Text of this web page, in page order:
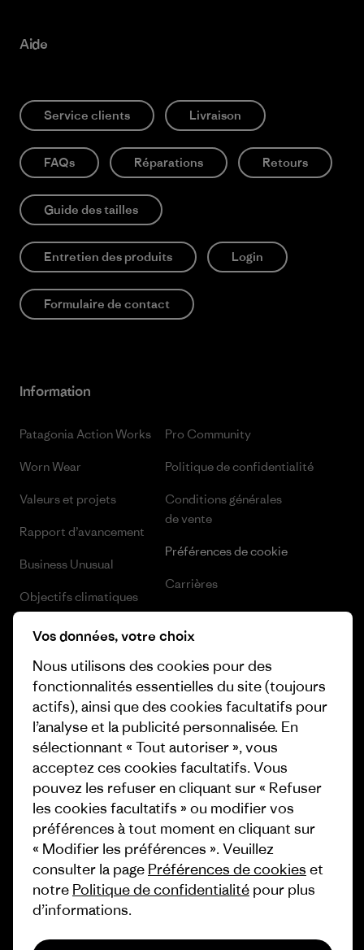
Aide
Service clients Livraison
FAQs Réparations Retours
Guide des tailles
Entretien des produits Login
Formulaire de contact
Information
Patagonia Action Works
Worn Wear
Valeurs et projets
Rapport d’avancement
Business Unusual
Objectifs climatiques
1% For The Planet
Comment nous finançons
Cartes cadeaux
Nos magasins
Pro Community
Politique de confidentialité
Conditions générales
de vente
Préférences de cookie
Carrières
Presse et media
Programme d’affiliation
Patagonia Suisse Plan du site
© 2026 Patagonia, Inc. All Rights Reserved.
français
Vos données, votre choix
Nous utilisons des cookies pour des
fonctionnalités essentielles du site (toujours
actifs), ainsi que des cookies facultatifs pour
l’analyse et la publicité personnalisée. En
sélectionnant « Tout autoriser », vous
acceptez ces cookies facultatifs. Vous
pouvez les refuser en cliquant sur « Refuser
les cookies facultatifs » ou modifier vos
préférences à tout moment en cliquant sur
« Modifier les préférences ». Veuillez
consulter la page Préférences de cookies et
notre Politique de confidentialité pour plus
d’informations.